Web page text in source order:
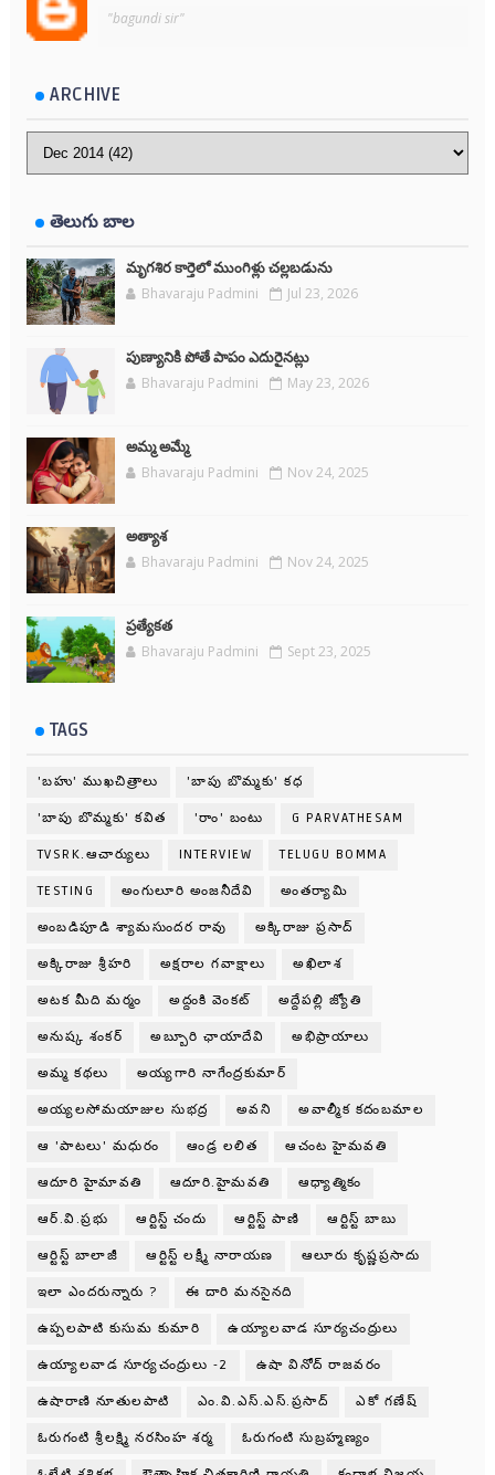
"bagundi sir"
ARCHIVE
తెలుగు బాల
మృగశిర కార్తెలో ముంగిళ్లు చల్లబడును
Bhavaraju Padmini Jul 23, 2026
పుణ్యానికి పోతే పాపం ఎదురైనట్లు
Bhavaraju Padmini May 23, 2026
అమ్మ అమ్మే
Bhavaraju Padmini Nov 24, 2025
అత్యాశ
Bhavaraju Padmini Nov 24, 2025
ప్రత్యేకత
Bhavaraju Padmini Sept 23, 2025
TAGS
'బహు' ముఖచిత్రాలు 'బాపు బొమ్మకు' కధ
'బాపు బొమ్మకు' కవిత 'రాం' బంటు G PARVATHESAM
TVSRK.ఆచార్యులు INTERVIEW TELUGU BOMMA
TESTING అంగులూరి అంజనీదేవి అంతర్యామి
అంబడిపూడి శ్యామసుందర రావు అక్కిరాజు ప్రసాద్
అక్కిరాజు శ్రీహరి అక్షరాల గవాక్షాలు అఖిలాశ
అటక మీది మర్మం అద్దంకి వెంకట్ అద్దేపల్లి జ్యోతి
అనుష్క శంకర్ అబ్బూరి ఛాయాదేవి అభిప్రాయాలు
అమ్మ కథలు అయ్యగారి నాగేంద్రకుమార్
అయ్యలసోమయాజుల సుభద్ర అవని అవాల్మీక కదంబమాల
ఆ 'పాటలు' మధురం ఆండ్ర లలిత ఆచంట హైమవతి
ఆదూరి హైమావతి ఆదూరి.హైమవతి ఆధ్యాత్మికం
ఆర్.వి.ప్రభు ఆర్టిస్ట్ చందు ఆర్టిస్ట్ పాణి ఆర్టిస్ట్ బాబు
ఆర్టిస్ట్ బాలాజీ ఆర్టిస్ట్ లక్ష్మీ నారాయణ ఆలూరు కృష్ణప్రసాదు
ఇలా ఎందరున్నారు ? ఈ దారి మనసైనది
ఉప్పలపాటి కుసుమ కుమారి ఉయ్యాలవాడ సూర్యచంద్రులు
ఉయ్యాలవాడ సూర్యచంద్రులు -2 ఉషా వినోద్ రాజవరం
ఉషారాణి నూతులపాటి ఎం.వి.ఎస్.ఎస్.ప్రసాద్ ఎకో గణేష్
ఓరుగంటి శ్రీలక్ష్మి నరసింహ శర్మ ఓరుగంటి సుబ్రహ్మణ్యం